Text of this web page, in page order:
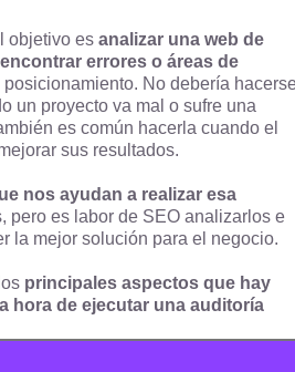
objetivo es analizar una web de
errores o áreas de
posicionamiento. No debería
un proyecto va mal o sufre una
es común hacerla cuando el
sus resultados.
nos ayudan a realizar esa
pero es labor de SEO analizarlos e
la mejor solución para el negocio.
principales aspectos que hay
hora de ejecutar una auditoría